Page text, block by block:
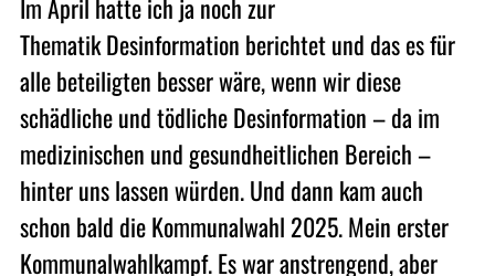
Im April hatte ich ja noch zur
Thematik Desinformation berichtet und das es für
alle beteiligten besser wäre, wenn wir diese
schädliche und tödliche Desinformation – da im
medizinischen und gesundheitlichen Bereich –
hinter uns lassen würden. Und dann kam auch
schon bald die Kommunalwahl 2025. Mein erster
Kommunalwahlkampf. Es war anstrengend, aber